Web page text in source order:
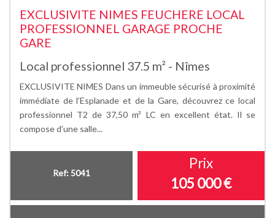
EXCLUSIVITE NIMES FEUCHERE LOCAL
PROFESSIONNEL GARAGE PROCHE
GARE
Local professionnel 37.5 m² - Nîmes
EXCLUSIVITE NIMES Dans un immeuble sécurisé à proximité
immédiate de l’Esplanade et de la Gare, découvrez ce local
professionnel T2 de 37,50 m² LC en excellent état. Il se
compose d’une salle...
Ref: 5041
Prix
105 000 €